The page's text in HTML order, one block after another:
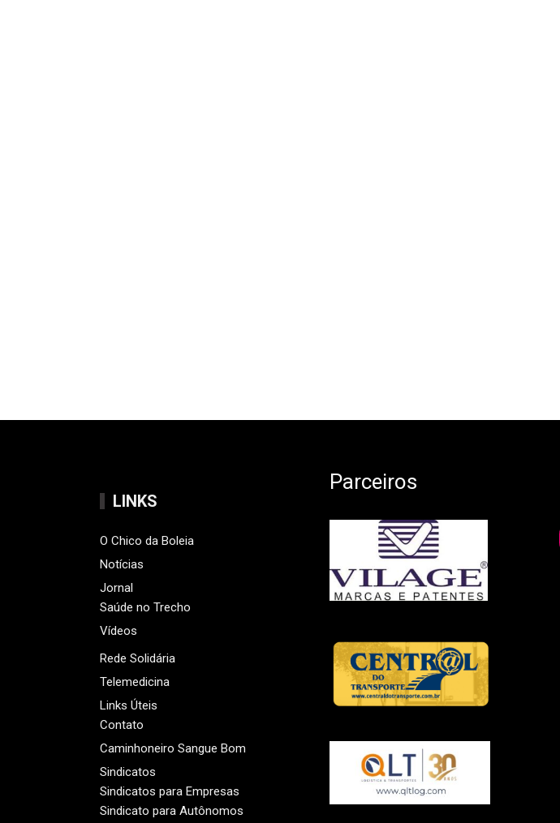
LINKS
O Chico da Boleia
Notícias
Jornal
Saúde no Trecho
Vídeos
Rede Solidária
Telemedicina
Links Úteis
Contato
Caminhoneiro Sangue Bom
Sindicatos
Sindicatos para Empresas
Sindicato para Autônomos
Parceiros